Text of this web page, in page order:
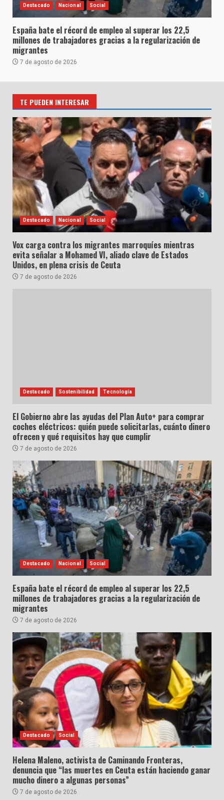
Destacado Nacional Social
España bate el récord de empleo al superar los 22,5
millones de trabajadores gracias a la regularización de
migrantes
7 de agosto de 2026
TE PUEDEN INTERESAR
Destacado Nacional Social
Vox carga contra los migrantes marroquíes mientras
evita señalar a Mohamed VI, aliado clave de Estados
Unidos, en plena crisis de Ceuta
7 de agosto de 2026
Destacado Sostenibilidad Tecnología
El Gobierno abre las ayudas del Plan Auto+ para comprar
coches eléctricos: quién puede solicitarlas, cuánto dinero
ofrecen y qué requisitos hay que cumplir
7 de agosto de 2026
Destacado Nacional Social
España bate el récord de empleo al superar los 22,5
millones de trabajadores gracias a la regularización de
migrantes
7 de agosto de 2026
Destacado Social
Helena Maleno, activista de Caminando Fronteras,
denuncia que “las muertes en Ceuta están haciendo ganar
mucho dinero a algunas personas”
7 de agosto de 2026